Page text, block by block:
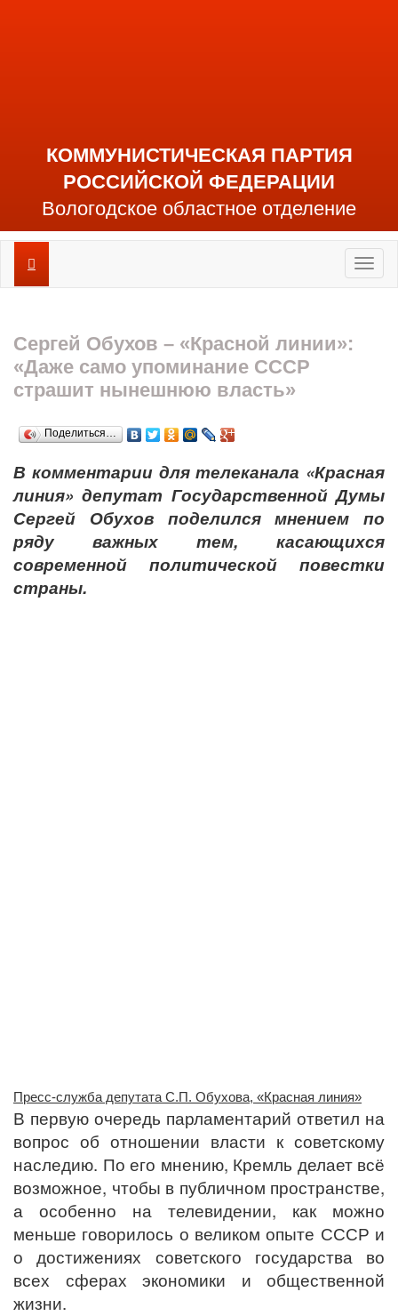
КОММУНИСТИЧЕСКАЯ ПАРТИЯ
РОССИЙСКОЙ ФЕДЕРАЦИИ
Вологодское областное отделение
Сергей Обухов – «Красной линии»:
«Даже само упоминание СССР
страшит нынешнюю власть»
Поделиться…
В комментарии для телеканала «Красная
линия» депутат Государственной Думы
Сергей Обухов поделился мнением по
ряду важных тем, касающихся
современной политической повестки
страны.
Пресс-служба депутата С.П. Обухова, «Красная линия»
В первую очередь парламентарий ответил на
вопрос об отношении власти к советскому
наследию. По его мнению, Кремль делает всё
возможное, чтобы в публичном пространстве,
а особенно на телевидении, как можно
меньше говорилось о великом опыте СССР и
о достижениях советского государства во
всех сферах экономики и общественной
жизни.